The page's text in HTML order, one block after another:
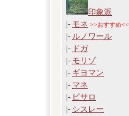
印象派
|- モネ >>おすすめ<<
|- ルノワール
|- ドガ
|- モリゾ
|- ギヨマン
|- マネ
|- ピサロ
|- シスレー